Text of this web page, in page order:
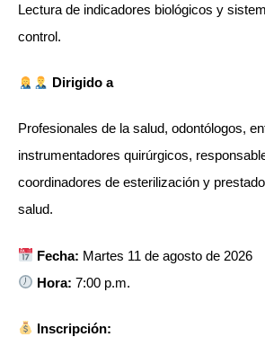
Lectura de indicadores biológicos y
control.
Dirigido a
Profesionales de la salud, odontólogos,
instrumentadores quirúrgicos,
coordinadores de esterilización y
salud.
Fecha: Martes 11 de agosto de 2026
Hora: 7:00 p.m.
Inscripción: